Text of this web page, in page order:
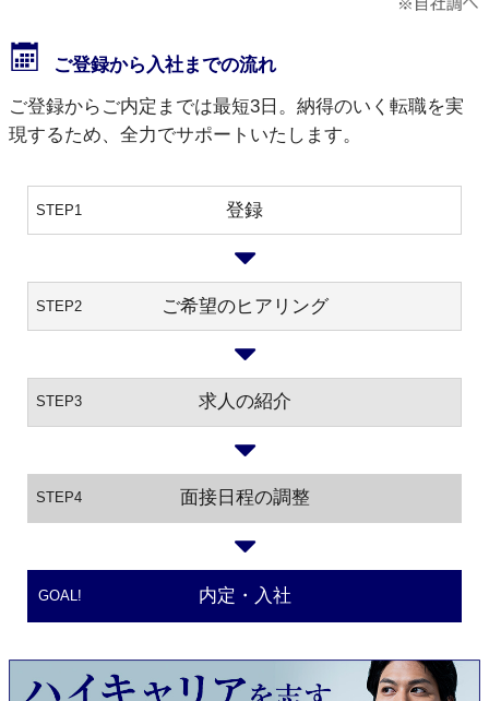
ご登録から入社までの流れ
ご登録からご内定までは最短3日。納得のいく転職を実
現するため、全力でサポートいたします。
STEP1 登録
STEP2 ご希望のヒアリング
STEP3 求人の紹介
STEP4 面接日程の調整
GOAL! 内定・入社